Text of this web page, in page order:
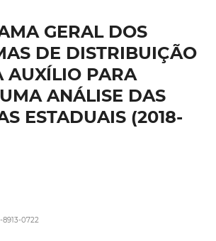
GERAL DOS
DE DISTRIBUIÇÃO
AUXÍLIO PARA
ANÁLISE DAS
ESTADUAIS (2018-
0722